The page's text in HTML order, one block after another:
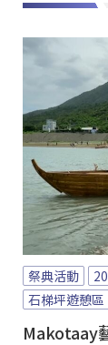
祭典活動
石梯坪遊憩區
Makotaay